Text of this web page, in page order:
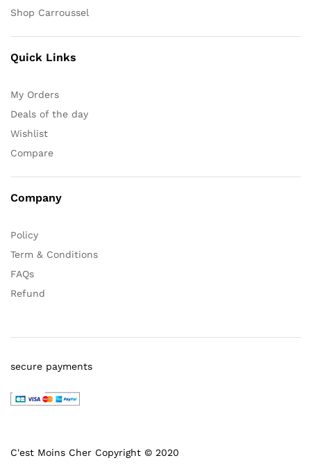
Shop Carroussel
Quick Links
My Orders
Deals of the day
Wishlist
Compare
Company
Policy
Term & Conditions
FAQs
Refund
C'est Moins Cher Copyright © 2020
secure payments